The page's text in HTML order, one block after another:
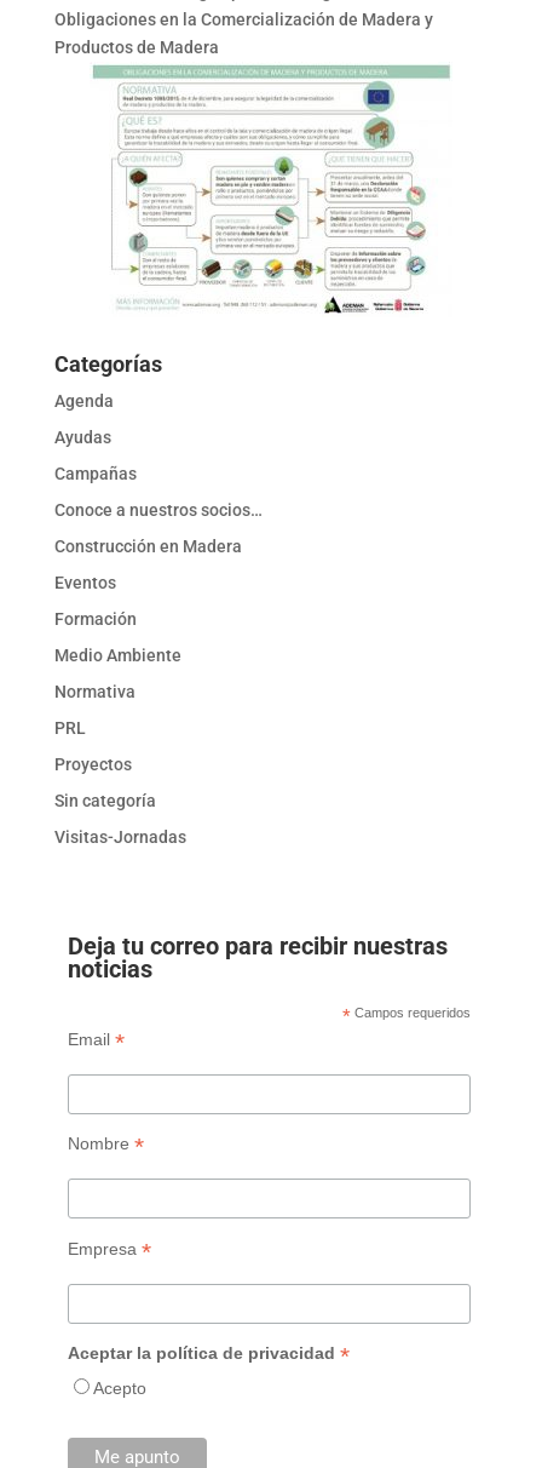
Obligaciones en la Comercialización de Madera y
Productos de Madera
Categorías
Agenda
Ayudas
Campañas
Conoce a nuestros socios…
Construcción en Madera
Eventos
Formación
Medio Ambiente
Normativa
PRL
Proyectos
Sin categoría
Visitas-Jornadas
Deja tu correo para recibir nuestras
noticias
* Campos requeridos
Email *
Nombre *
Empresa *
Aceptar la política de privacidad *
Acepto